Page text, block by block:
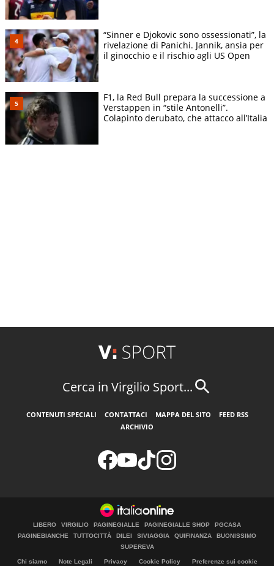
“Sinner e Djokovic sono ossessionati”, la
rivelazione di Panichi. Jannik, ansia per
il ginocchio e il rischio agli US Open
F1, la Red Bull prepara la successione a
Verstappen in “stile Antonelli”.
Colapinto derubato, che attacco all’Italia
Cerca in Virgilio Sport...
CONTENUTI SPECIALI CONTATTACI MAPPA DEL SITO
FEED RSS
ARCHIVIO
LIBERO VIRGILIO PAGINEGIALLE PAGINEGIALLE SHOP
PGCASA
PAGINEBIANCHE
TUTTOCITTÀ DILEI SIVIAGGIA QUIFINANZA
BUONISSIMO
SUPEREVA
Chi siamo Note Legali Privacy Cookie Policy
Preferenze sui cookie